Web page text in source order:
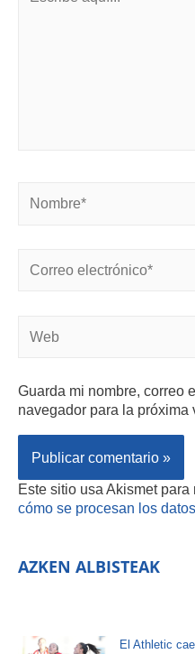
Guarda mi nombre, correo
navegador para la próxima
Este sitio usa Akismet para
cómo se procesan los
AZKEN ALBISTEAK
El Athletic